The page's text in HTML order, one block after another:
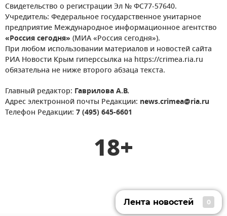
Свидетельство о регистрации Эл № ФС77-57640.
Учредитель: Федеральное государственное унитарное
предприятие Международное информационное агентство
«Россия сегодня» (МИА «Россия сегодня»).
При любом использовании материалов и новостей сайта
РИА Новости Крым гиперссылка на https://crimea.ria.ru
обязательна не ниже второго абзаца текста.
Главный редактор: Гаврилова А.В.
Адрес электронной почты Редакции: news.crimea@ria.ru
Телефон Редакции: 7 (495) 645-6601
18+
Лента новостей 0